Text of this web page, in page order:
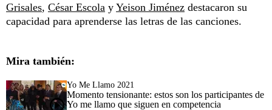
Grisales, César Escola y Yeison Jiménez destacaron su
capacidad para aprenderse las letras de las canciones.
Mira también:
Yo Me Llamo 2021
Momento tensionante: estos son los participantes de
Yo me llamo que siguen en competencia